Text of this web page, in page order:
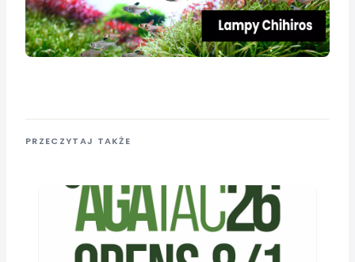
PRZECZYTAJ TAKŻE